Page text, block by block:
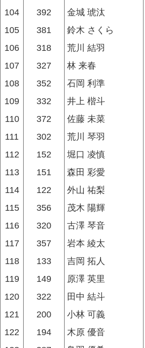
104
392 金城 琥汰
105
381 鈴木 さくら
106
318 荒川 結羽
107
327 林 来春
108
352 石岡 利準
109
332 井上 楷斗
110
372 佐藤 未菜
111
302 荒川 琴羽
112
152 堀口 凌慎
113
151 森田 彩愛
114
122 外山 祐梨
115
356 茂木 陽輝
116
320 古澤 琴音
117
357 岩本 綾太
118
133 吉岡 拓人
119
149 原澤 英里
120
322 田中 結斗
121
200 小林 可義
122
194 木原 優音